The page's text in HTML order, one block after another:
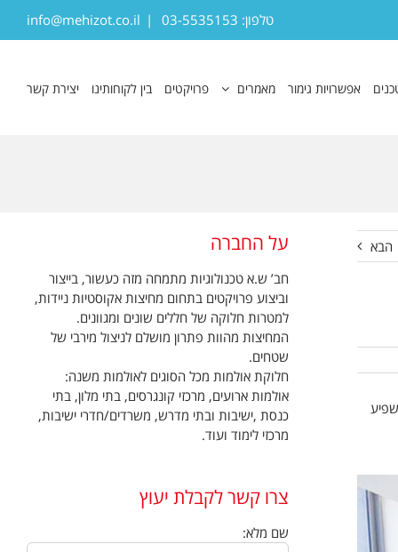
טלפון: 03-5535153 |
info@mehizot.co.il
אפשרויות גימור מאמרים פרויקטים בין לקוחותינו יצירת קשר
הבא על החברה
חב’ ש.א טכנולוגיות מתמחה מזה כעשור, בייצור
וביצוע פרויקטים בתחום מחיצות אקוסטיות ניידות,
למטרות חלוקה של חללים שונים ומגוונים.
המחיצות מהוות פתרון מושלם לניצול מירבי של
שטחים.
חלוקת אולמות מכל הסוגים לאולמות משנה:
אולמות ארועים, מרכזי קונגרסים, בתי מלון, בתי
כנסת ,ישיבות ובתי מדרש, משרדים/חדרי ישיבות,
מרכזי לימוד ועוד.
צרו קשר לקבלת יעוץ
שם מלא: